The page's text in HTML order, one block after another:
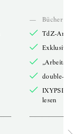
—
Bücher online
TdZ-Artikel
Exklusive
double-
lesen